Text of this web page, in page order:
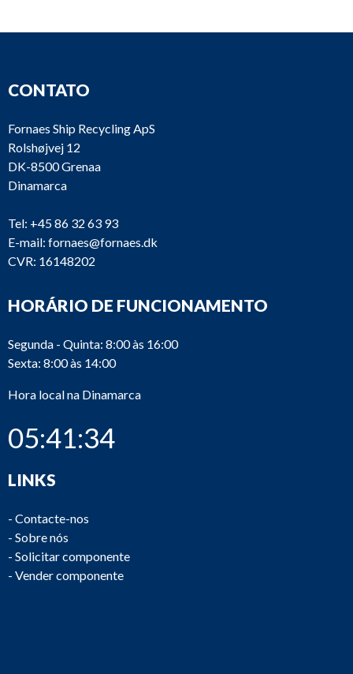
CONTATO
Fornaes Ship Recycling ApS
Rolshøjvej 12
DK-8500 Grenaa
Dinamarca
Tel: +45 86 32 63 93
E-mail: fornaes@fornaes.dk
CVR: 16148202
HORÁRIO DE FUNCIONAMENTO
Segunda - Quinta: 8:00 às 16:00
Sexta: 8:00 às 14:00
Hora local na Dinamarca
05:41:34
LINKS
- Contacte-nos
- Sobre nós
- Solicitar componente
- Vender componente